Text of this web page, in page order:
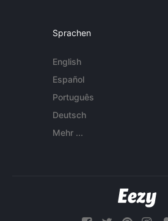
Sprachen
English
Español
Português
Deutsch
Mehr ...